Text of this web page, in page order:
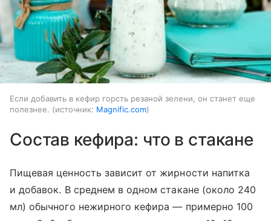
Если добавить в кефир горсть резаной зелени, он станет еще
полезнее.
источник: Magnific.com
Состав кефира: что в стакане
Пищевая ценность зависит от жирности напитка
и добавок. В среднем в одном стакане (около 240
мл) обычного нежирного кефира — примерно 100